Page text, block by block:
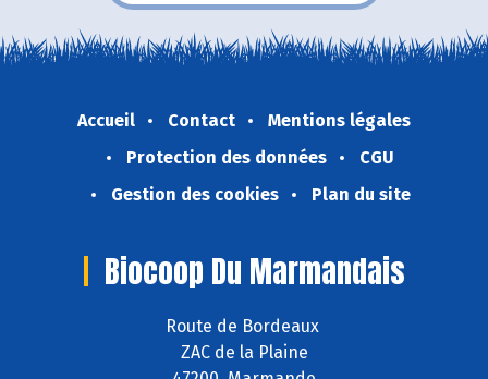
Accueil Contact
Mentions légales
Protection des données
CGU
Gestion des cookies
Plan du site
Biocoop Du Marmandais
Route de Bordeaux
ZAC de la Plaine